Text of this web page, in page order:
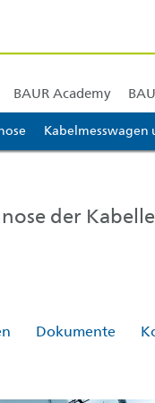
3]
Kabelmesswagen
& Schulung
BAUR Academy
BAUR Nord- und
der
Dokumente